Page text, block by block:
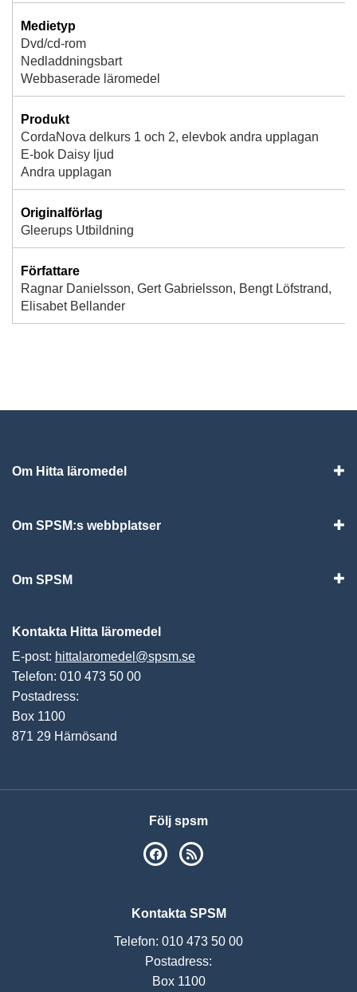
Medietyp
Dvd/cd-rom
Nedladdningsbart
Webbaserade läromedel
Produkt
CordaNova delkurs 1 och 2, elevbok andra upplagan
E-bok Daisy ljud
Andra upplagan
Originalförlag
Gleerups Utbildning
Författare
Ragnar Danielsson, Gert Gabrielsson, Bengt Löfstrand,
Elisabet Bellander
Om Hitta läromedel
Om SPSM:s webbplatser
Om SPSM
Kontakta Hitta läromedel
E-post: hittalaromedel@spsm.se
Telefon: 010 473 50 00
Postadress:
Box 1100
871 29 Härnösand
Följ spsm
SPSM på Facebook
Kontakta SPSM
Telefon: 010 473 50 00
Postadress:
Box 1100